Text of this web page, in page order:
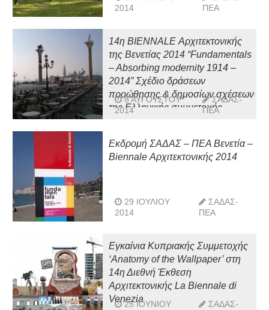
2014
ΠΕΑ
14η BIENNALE Αρχιτεκτονικής
της Βενετίας 2014 “Fundamentals
– Absorbing modernity 1914 –
2014” Σχέδιο δράσεων
προώθησης & δημοσίων σχέσεων
της Ελληνικής συμμετοχής
8 ΑΥΓΟΎΣΤΟΥ
2014
ΣΑΔΑΣ-
ΠΕΑ
Εκδρομή ΣΑΔΑΣ – ΠΕΑ Βενετία –
Biennale Αρχιτεκτονικής 2014
29 ΙΟΥΛΊΟΥ
2014
ΣΑΔΑΣ-
ΠΕΑ
Εγκαίνια Κυπριακής Συμμετοχής
‘Anatomy of the Wallpaper’ στη
14η Διεθνή Έκθεση
Αρχιτεκτονικής La Biennale di
Venezia
25 ΙΟΥΝΊΟΥ
ΣΑΔΑΣ-